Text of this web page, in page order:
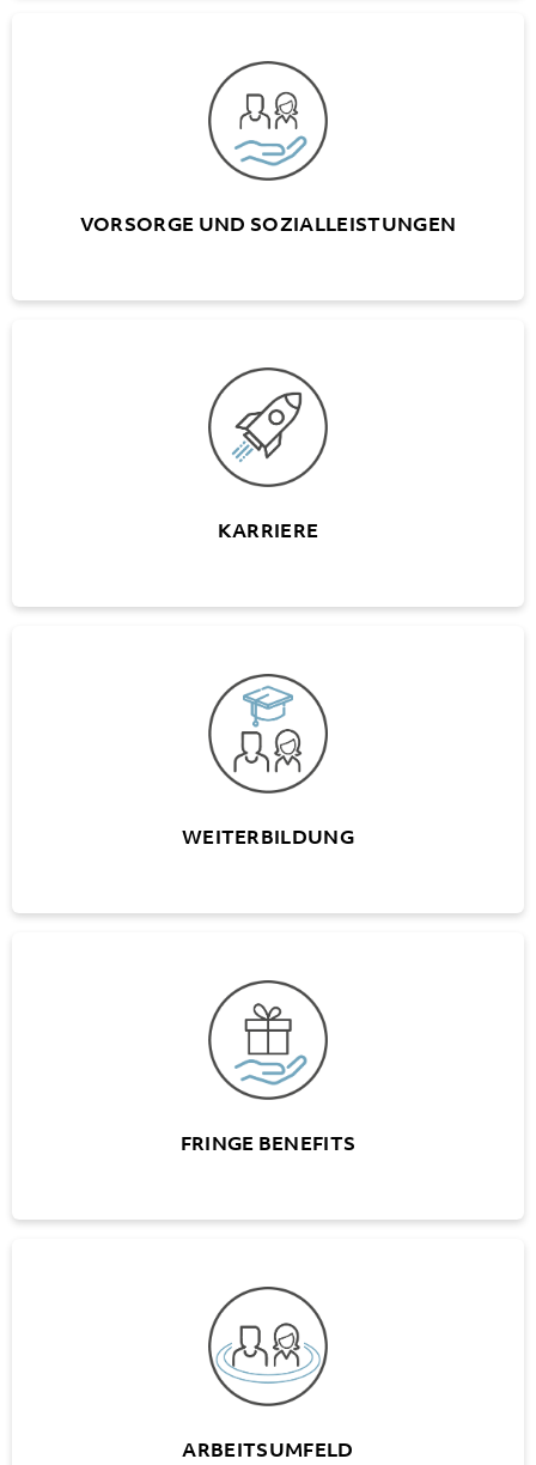
VORSORGE UND SOZIALLEISTUNGEN
Eigene Personalvorsorgestiftung
(ausgeschlossen A+W Luzern)
Vollumfängliche Prämienübernahme für die
BU/NBU-Versicherung durch AG
KARRIERE
Schweizweite Karrieremöglichkeiten
Mitarbeiter- und Entwicklungsgespräche
WEITERBILDUNG
Internes Weiterbildungs-Programm (A+W
Finanzierungsmodelle für externe
FRINGE BENEFITS
Diverse Vergünstigungen und Angebote in
verschiedenen Bereichen
Halbtax Abonnement
ARBEITSUMFELD
Verschiedene Mitarbeiteranlässe
Moderne Büroräumlichkeiten
Zeitgemässe EDV-Ausstattung